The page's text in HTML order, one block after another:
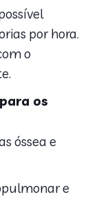
por hora.
o
os
óssea e
e